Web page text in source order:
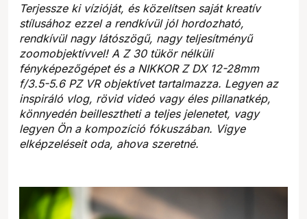
Terjessze ki vízióját, és közelítsen saját kreatív
stílusához ezzel a rendkívül jól hordozható,
rendkívül nagy látószögű, nagy teljesítményű
zoomobjektívvel! A Z 30 tükör nélküli
fényképezőgépet és a NIKKOR Z DX 12-28mm
f/3.5-5.6 PZ VR objektívet tartalmazza. Legyen az
inspiráló vlog, rövid videó vagy éles pillanatkép,
könnyedén beillesztheti a teljes jelenetet, vagy
legyen Ön a kompozíció fókuszában. Vigye
elképzeléseit oda, ahova szeretné.